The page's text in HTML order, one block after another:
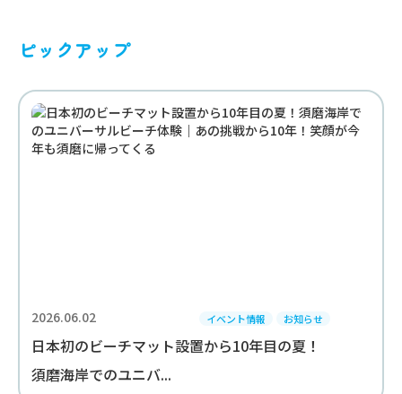
ピックアップ
2026.06.02 イベント情報 お知らせ
日本初のビーチマット設置から10年目の夏！
須磨海岸でのユニバ...